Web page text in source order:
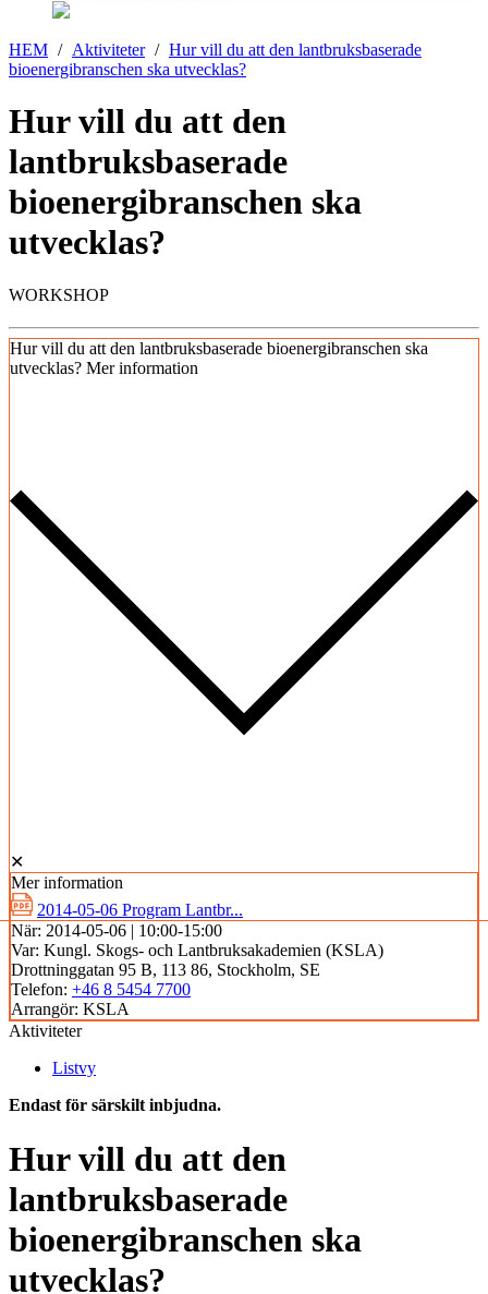
HEM / Aktiviteter / Hur vill du att den lantbruksbaserade
bioenergibranschen ska utvecklas?
Hur vill du att den
lantbruksbaserade
bioenergibranschen ska
utvecklas?
WORKSHOP
Hur vill du att den lantbruksbaserade bioenergibranschen ska
utvecklas? Mer information
✕
Mer information
2014-05-06 Program Lantbr...
När: 2014-05-06 | 10:00-15:00
Var: Kungl. Skogs- och Lantbruksakademien (KSLA)
Drottninggatan 95 B, 113 86, Stockholm, SE
Telefon: +46 8 5454 7700
Arrangör: KSLA
Aktiviteter
Listvy
Endast för särskilt inbjudna.
Hur vill du att den
lantbruksbaserade
bioenergibranschen ska
utvecklas?